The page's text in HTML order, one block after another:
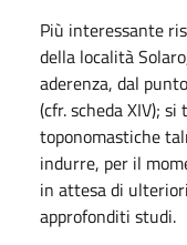
Più interessante
della località
aderenza, dal
(cfr. scheda XIV);
toponomastiche
indurre, per il
in attesa di
approfonditi studi.